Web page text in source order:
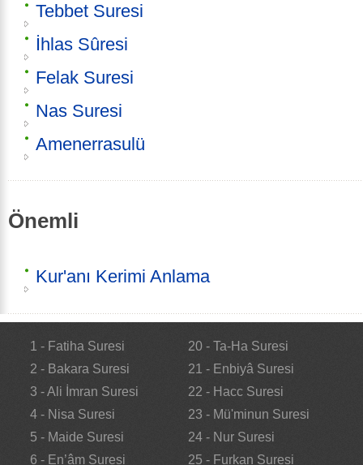
Tebbet Suresi
İhlas Sûresi
Felak Suresi
Nas Suresi
Amenerrasulü
Önemli
Kur'anı Kerimi Anlama
1 - Fatiha Suresi
2 - Bakara Suresi
3 - Ali İmran Suresi
4 - Nisa Suresi
5 - Maide Suresi
6 - En’âm Suresi
20 - Ta-Ha Suresi
21 - Enbiyâ Suresi
22 - Hacc Suresi
23 - Mü'minun Suresi
24 - Nur Suresi
25 - Furkan Suresi